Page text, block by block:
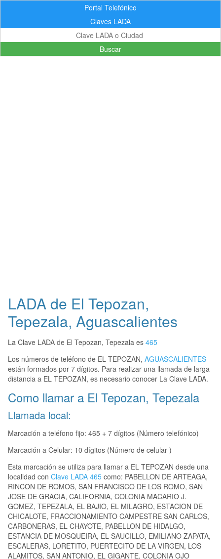
Portal Telefónico
Claves LADA
Buscar
LADA de El Tepozan,
Tepezala, Aguascalientes
La Clave LADA de El Tepozan, Tepezala es 465
Los números de teléfono de EL TEPOZAN, AGUASCALIENTES
están formados por 7 dígitos. Para realizar una llamada de larga
distancia a EL TEPOZAN, es necesario conocer La Clave LADA.
Como llamar a El Tepozan, Tepezala
Llamada local:
Marcación a teléfono fijo: 465 + 7 dígitos (Número telefónico)
Marcación a Celular: 10 dígitos (Número de celular )
Esta marcación se utiliza para llamar a EL TEPOZAN desde una
localidad con Clave LADA 465 como: PABELLON DE ARTEAGA,
RINCON DE ROMOS, SAN FRANCISCO DE LOS ROMO, SAN
JOSE DE GRACIA, CALIFORNIA, COLONIA MACARIO J.
GOMEZ, TEPEZALA, EL BAJIO, EL MILAGRO, ESTACION DE
CHICALOTE, FRACCIONAMIENTO CAMPESTRE SAN CARLOS,
CARBONERAS, EL CHAYOTE, PABELLON DE HIDALGO,
ESTANCIA DE MOSQUEIRA, EL SAUCILLO, EMILIANO ZAPATA,
ESCALERAS, LORETITO, PUERTECITO DE LA VIRGEN, LOS
ALAMITOS, SAN ANTONIO, EL GIGANTE, COLONIA OJO